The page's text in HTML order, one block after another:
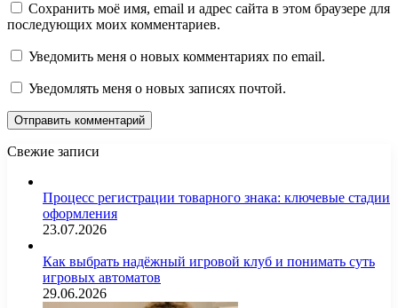
Сохранить моё имя, email и адрес сайта в этом браузере для
последующих моих комментариев.
Уведомить меня о новых комментариях по email.
Уведомлять меня о новых записях почтой.
Свежие записи
Процесс регистрации товарного знака: ключевые стадии
оформления
23.07.2026
Как выбрать надёжный игровой клуб и понимать суть
игровых автоматов
29.06.2026